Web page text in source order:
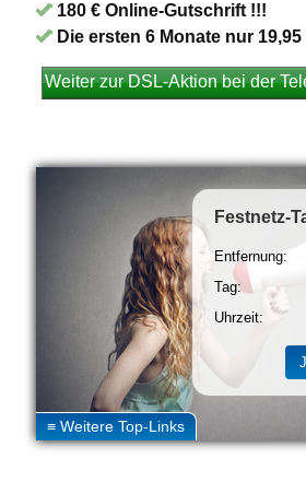
180 € Online-Gutschrift !!!
Die ersten 6 Monate nur 19,95
Weiter zur DSL-Aktion bei der
Festnetz-
Entfernung:
Tag:
Uhrzeit: